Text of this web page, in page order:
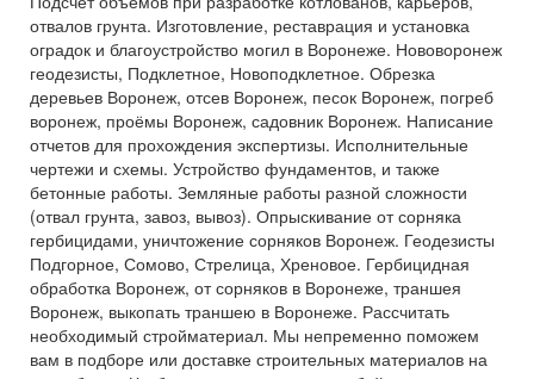
отвалов грунта. Изготовление, реставрация и установка
оградок и благоустройство могил в Воронеже. Нововоронеж
геодезисты, Подклетное, Новоподклетное. Обрезка
деревьев Воронеж, отсев Воронеж, песок Воронеж, погреб
воронеж, проёмы Воронеж, садовник Воронеж. Написание
отчетов для прохождения экспертизы. Исполнительные
чертежи и схемы. Устройство фундаментов, и также
бетонные работы. Земляные работы разной сложности
(отвал грунта, завоз, вывоз). Опрыскивание от сорняка
гербицидами, уничтожение сорняков Воронеж. Геодезисты
Подгорное, Сомово, Стрелица, Хреновое. Гербицидная
обработка Воронеж, от сорняков в Воронеже, траншея
Воронеж, выкопать траншею в Воронеже. Рассчитать
необходимый стройматериал. Мы непременно поможем
вам в подборе или доставке строительных материалов на